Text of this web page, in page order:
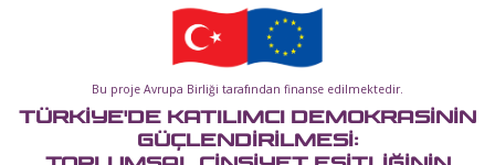
Bu proje Avrupa Birliği tarafından finanse edilmektedir.
TÜRKİYE'DE KATILIMCI DEMOKRASİNİN
GÜÇLENDİRİLMESİ: